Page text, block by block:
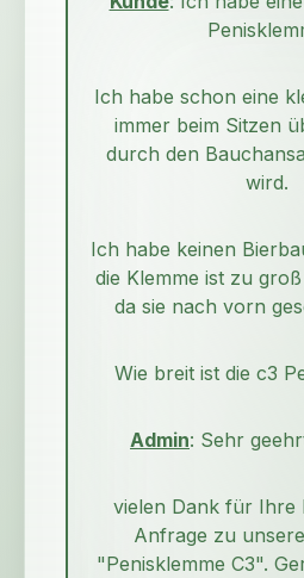
Ich habe schon eine
immer beim Sitzen
durch den
wird.
Ich habe keinen
die Klemme ist zu
da sie nach vorn
Wie breit ist die c3
Admin: Sehr
vielen Dank für Ihre
Anfrage zu
"Penisklemme C3".